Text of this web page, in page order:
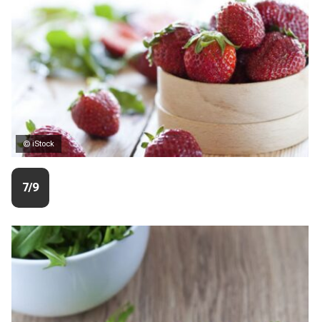
© iStock
7/9